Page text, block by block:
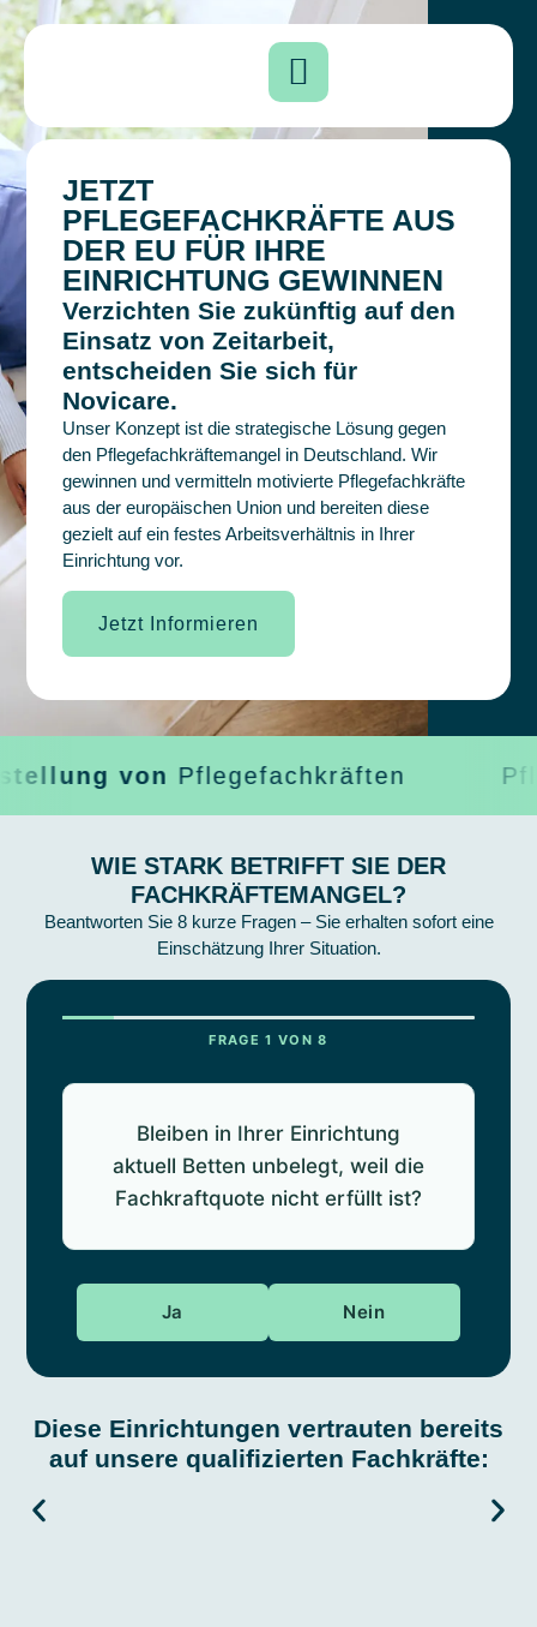
JETZT
PFLEGEFACHKRÄFTE AUS
DER EU FÜR IHRE
EINRICHTUNG GEWINNEN
Verzichten Sie zukünftig auf den
Einsatz von Zeitarbeit,
entscheiden Sie sich für
Novicare.
Unser Konzept ist die strategische Lösung gegen
den Pflegefachkräftemangel in Deutschland. Wir
gewinnen und vermitteln motivierte Pflegefachkräfte
aus der europäischen Union und bereiten diese
gezielt auf ein festes Arbeitsverhältnis in Ihrer
Einrichtung vor.
Jetzt Informieren
vonPflegefachkräften
WIE STARK BETRIFFT SIE DER
FACHKRÄFTEMANGEL?
Beantworten Sie 8 kurze Fragen – Sie erhalten sofort eine
Einschätzung Ihrer Situation.
FRAGE 1 VON 8
Bleiben in Ihrer Einrichtung
aktuell Betten unbelegt, weil die
Fachkraftquote nicht erfüllt ist?
Ja Nein
Diese Einrichtungen vertrauten bereits
auf unsere qualifizierten Fachkräfte: